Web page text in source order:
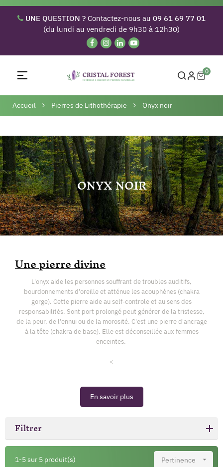
UNE QUESTION ? Contactez-nous au 09 61 69 77 01
(du lundi au vendredi de 9h30 à 12h30)
Basculer
navigation
☰ 0
Accueil Pierres de Lithothérapie Onyx noir
ONYX NOIR
Une pierre divine
L'onyx aide les personnes souffrant de troubles auditifs,
bourdonnements d'oreille et atténue les acouphènes (chakra
gorge). Cette pierre aide au self-controle et au sens des
responsabilités. Sont port prolongé peut générer de la tristesse,
de la peur, de l'ennui ou de la morosité. C'est une pierre d'ancrage
à la tête (chakra de base). Elle est déconseillée aux femmes
enceintes.
<
En savoir plus
Filtrer
1-5 sur 5 produit(s) Pertinence 